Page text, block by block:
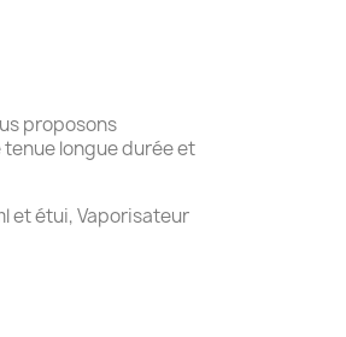
proposons
longue durée et
et étui, Vaporisateur